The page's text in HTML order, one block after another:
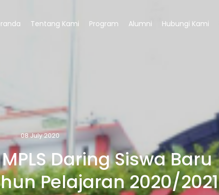
Tentang Kami Program Alumni Hubungi Kami
08 July 2020
Daring Siswa Baru
Pelajaran 2020/2021